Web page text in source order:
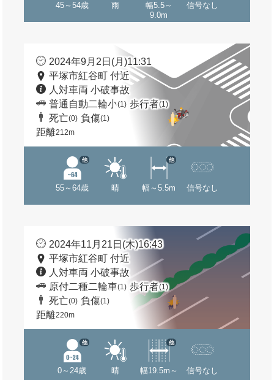
45～54歳 雨
幅5.5～
9.0m
信号なし
2024年9月2日(月)11:31
平塚市紅谷町 付近
人対車両 小破事故
普通自動二輪小(1) 歩行者(1)
死亡(0) 負傷(1)
距離212m
55～64歳
他
晴 幅～5.5m
他
信号なし
2024年11月21日(木)16:43
平塚市紅谷町 付近
人対車両 小破事故
原付二種二輪車(1) 歩行者(1)
死亡(0) 負傷(1)
距離220m
0～24歳
他
晴 幅19.5m～
他
信号なし